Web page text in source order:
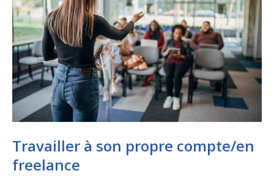
Travailler à son propre compte/en
freelance